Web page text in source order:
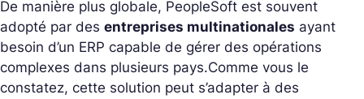
De manière plus globale, PeopleSoft est souvent
adopté par des entreprises multinationales ayant
besoin d’un ERP capable de gérer des opérations
complexes dans plusieurs pays.Comme vous le
constatez, cette solution peut s’adapter à des